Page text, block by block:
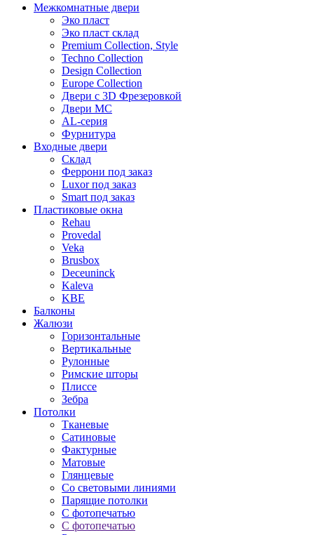
Межкомнатные двери
Эко пласт
Эко пласт склад
Premium Collection, Style
Techno Collection
Design Collection
Europe Collection
Двери с 3D Фрезеровкой
Двери МС
AL-серия
Фурнитура
Входные двери
Склад
Феррони под заказ
Luxor под заказ
Smart под заказ
Пластиковые окна
Rehau
Provedal
Veka
Brusbox
Deceuninck
Kaleva
KBE
Балконы
Жалюзи
Горизонтальные
Вертикальные
Рулонные
Римские шторы
Плиссе
Зебра
Потолки
Тканевые
Сатиновые
Фактурные
Матовые
Глянцевые
Со световыми линиями
Парящие потолки
С фотопечатью
С фотопечатью